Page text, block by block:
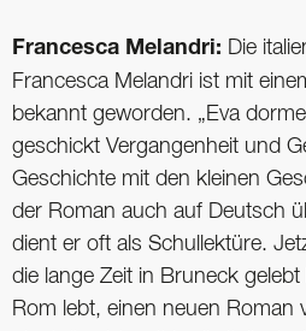
Francesca Melandri: Die
Francesca Melandri ist mit
bekannt geworden. „Eva
geschickt Vergangenheit und
Geschichte mit den kleinen
der Roman auch auf Deutsch
dient er oft als Schullektüre.
die lange Zeit in Bruneck
Rom lebt, einen neuen Roman